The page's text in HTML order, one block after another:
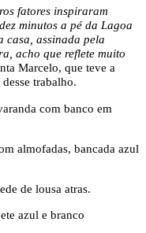
fatores inspiraram
minutos a pé da Lagoa
casa, assinada pela
acho que reflete muito
Marcelo, que teve a
trabalho.